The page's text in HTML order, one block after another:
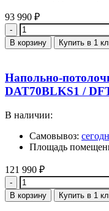
93 990 ₽
Количество
В корзину Купить в 1
Напольно-
DAT70BLKS1 /
В наличии:
Самовывоз:
Площадь
121 990 ₽
Количество
В корзину Купить в 1